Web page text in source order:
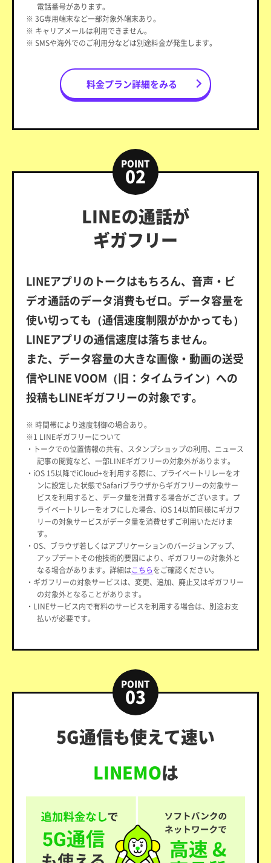
電話番号があります。
※ 3G専用端末など一部対象外端末あり。
※ キャリアメールは利用できません。
※ SMSや海外でのご利用分などは別途料金が発生します。
料金プラン詳細をみる
POINT
02
LINEの通話が
ギガフリー
LINEアプリのトークはもちろん、音声・ビ
デオ通話のデータ消費もゼロ。データ容量を
使い切っても（通信速度制限がかかっても）
LINEアプリの通信速度は落ちません。
また、データ容量の大きな画像・動画の送受
信やLINE VOOM（旧：タイムライン）への
投稿もLINEギガフリーの対象です。
※ 時間帯により速度制御の場合あり。
※1 LINEギガフリーについて
・トークでの位置情報の共有、スタンプショップの利用、ニュース
記事の閲覧など、一部LINEギガフリーの対象外があります。
・iOS 15以降でiCloud+を利用する際に、プライベートリレーをオ
ンに設定した状態でSafariブラウザからギガフリーの対象サー
ビスを利用すると、データ量を消費する場合がございます。プ
ライベートリレーをオフにした場合、iOS 14以前同様にギガフ
リーの対象サービスがデータ量を消費せずご利用いただけま
す。
・OS、ブラウザ若しくはアプリケーションのバージョンアップ、
アップデートその他技術的要因により、ギガフリーの対象外と
なる場合があります。詳細はこちらをご確認ください。
・ギガフリーの対象サービスは、変更、追加、廃止又はギガフリー
の対象外となることがあります。
・LINEサービス内で有料のサービスを利用する場合は、別途お支
払いが必要です。
POINT
03
5G通信も使えて速い
LINEMOは